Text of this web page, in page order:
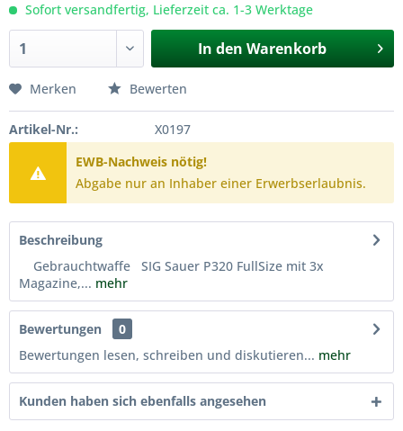
Sofort versandfertig, Lieferzeit ca. 1-3 Werktage
In den Warenkorb
Merken Bewerten
Artikel-Nr.:
X0197
EWB-Nachweis nötig!
Abgabe nur an Inhaber einer Erwerbserlaubnis.
Beschreibung
Gebrauchtwaffe SIG Sauer P320 FullSize mit 3x
Magazine,... mehr
Bewertungen
0
Bewertungen lesen, schreiben und diskutieren... mehr
Kunden haben sich ebenfalls angesehen